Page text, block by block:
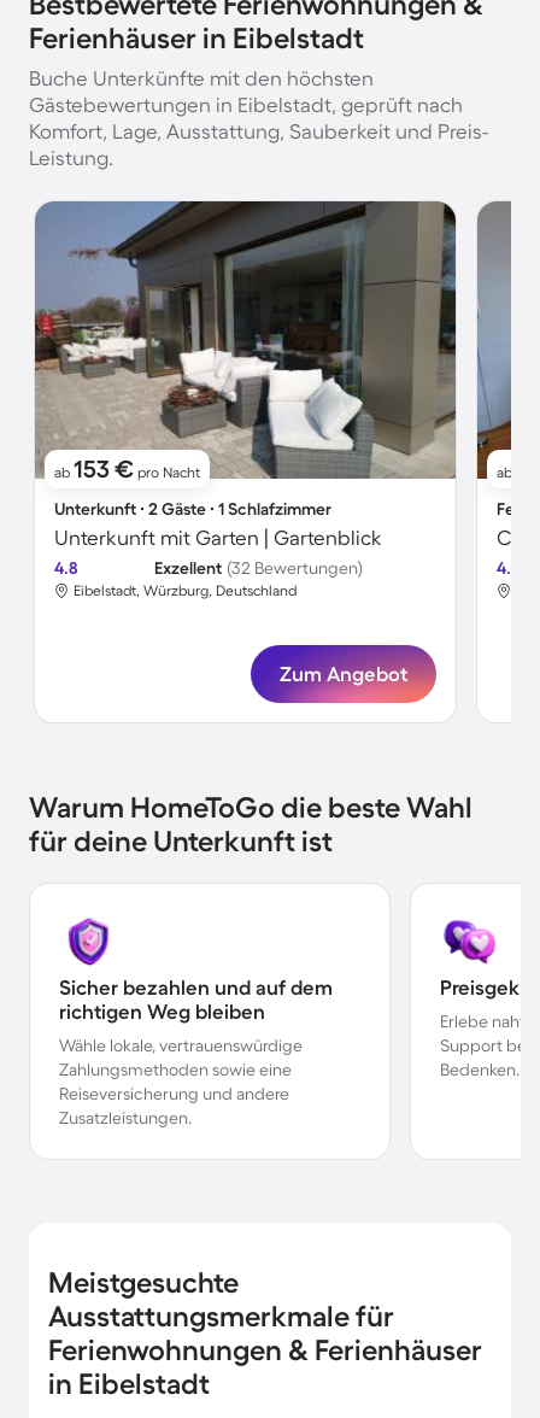
Ferienhäuser in Eibelstadt
Buche Unterkünfte mit den höchsten
Gästebewertungen in Eibelstadt, geprüft nach
Komfort, Lage, Ausstattung, Sauberkeit und Preis-
Leistung.
ab 153 € pro Nacht
Unterkunft ∙ 2 Gäste ∙ 1 Schlafzimmer
Unterkunft mit Garten | Gartenblick
4.8 Exzellent (32 Bewertungen)
Eibelstadt, Würzburg, Deutschland
Zum Angebot
ab
4.6
Warum HomeToGo die beste Wahl
für deine Unterkunft ist
Sicher bezahlen und auf dem
richtigen Weg bleiben
Wähle lokale, vertrauenswürdige
Zahlungsmethoden sowie eine
Reiseversicherung und andere
Zusatzleistungen.
Erlebe
Support bei
Bedenken.
Meistgesuchte
Ausstattungsmerkmale für
Ferienwohnungen & Ferienhäuser
in Eibelstadt